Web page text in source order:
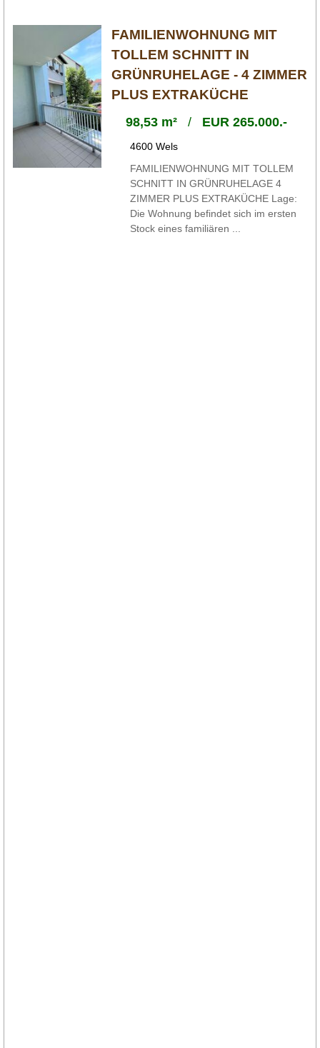
FAMILIENWOHNUNG MIT
TOLLEM SCHNITT IN
GRÜNRUHELAGE - 4 ZIMMER
PLUS EXTRAKÜCHE
98,53 m²/ EUR 265.000.-
4600 Wels
FAMILIENWOHNUNG MIT TOLLEM
SCHNITT IN GRÜNRUHELAGE 4
ZIMMER PLUS EXTRAKÜCHE Lage:
Die Wohnung befindet sich im ersten
Stock eines familiären ...